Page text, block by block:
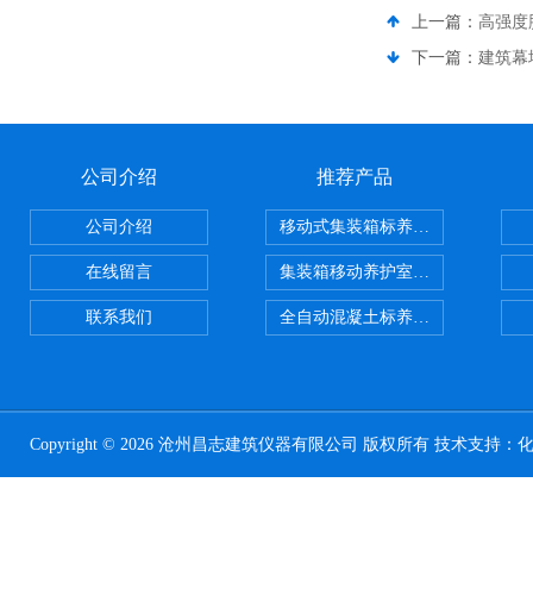
上一篇： 高强度
下一篇： 建筑幕
公司介绍
公司介绍
在线留言
联系我们
推荐产品
移动式集装箱标养室 养护室设备
集装箱移动养护室 标养室
全自动混凝土标养室恒温恒湿设备
Copyright © 2026 沧州昌志建筑仪器有限公司 版权所有 技术支持：